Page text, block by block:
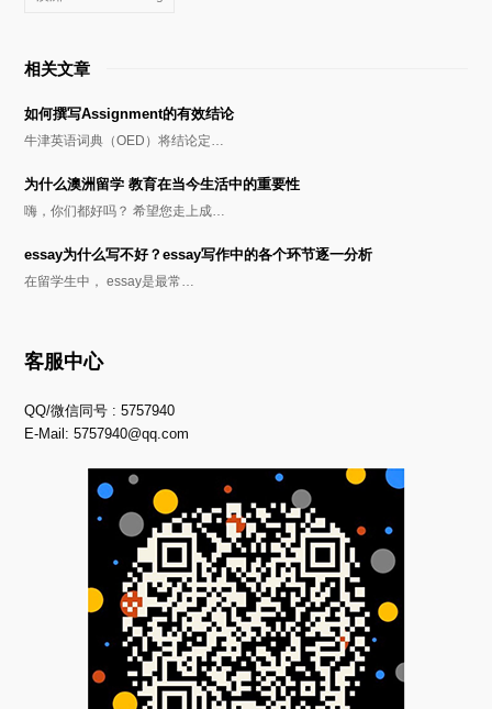
相关文章
如何撰写Assignment的有效结论
牛津英语词典（OED）将结论定…
为什么澳洲留学 教育在当今生活中的重要性
嗨，你们都好吗？ 希望您走上成…
essay为什么写不好？essay写作中的各个环节逐一分析
在留学生中， essay是最常…
客服中心
QQ/微信同号 : 5757940
E-Mail:5757940@qq.com